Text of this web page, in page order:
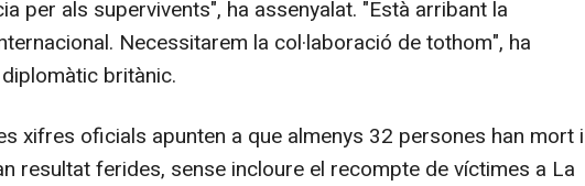
per als supervivents", ha assenyalat. "Està arribant la
Necessitarem la col·laboració de tothom", ha
britànic.
xifres oficials apunten a que almenys 32 persones han mort i
resultat ferides, sense incloure el recompte de víctimes a La